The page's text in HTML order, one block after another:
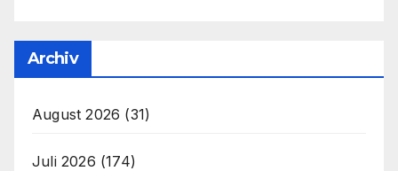
Archiv
August 2026 (31)
Juli 2026 (174)